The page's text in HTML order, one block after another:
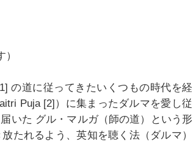
の道に従ってきたいくつもの時代を経
Puja [2]）に集まったダルマを愛し従
いた グル・マルガ（師の道）という形
たれるよう、英知を聴く法（ダルマ）